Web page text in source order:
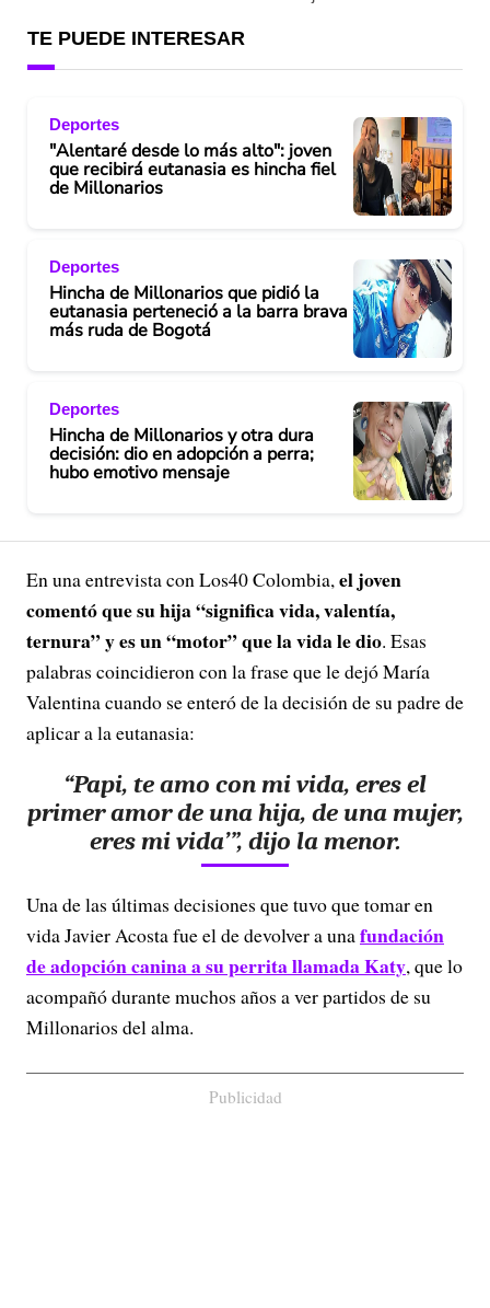
TE PUEDE INTERESAR
Deportes
"Alentaré desde lo más alto": joven
que recibirá eutanasia es hincha fiel
de Millonarios
Deportes
Hincha de Millonarios que pidió la
eutanasia perteneció a la barra brava
más ruda de Bogotá
Deportes
Hincha de Millonarios y otra dura
decisión: dio en adopción a perra;
hubo emotivo mensaje
En una entrevista con Los40 Colombia,el joven
comentó que su hija “significa vida, valentía,
ternura” y es un “motor” que la vida le dio. Esas
palabras coincidieron con la frase que le dejó María
Valentina cuando se enteró de la decisión de su padre de
aplicar a la eutanasia:
“Papi, te amo con mi vida, eres el
primer amor de una hija, de una mujer,
eres mi vida’”, dijo la menor.
Una de las últimas decisiones que tuvo que tomar en
vida Javier Acosta fue el de devolver a unafundación
de adopción canina a su perrita llamada Katy, que lo
acompañó durante muchos años a ver partidos de su
Millonarios del alma.
Publicidad